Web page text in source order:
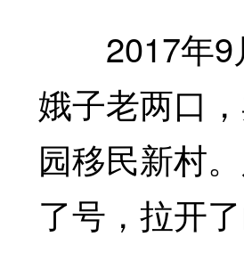
2017年9
娥子老两口
园移民新村
了号，拉开